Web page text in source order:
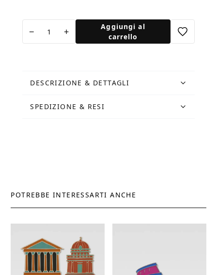
Tempietto
− +
Aggiungi al
carrello
DESCRIZIONE & DETTAGLI
SPEDIZIONE & RESI
POTREBBE INTERESSARTI ANCHE